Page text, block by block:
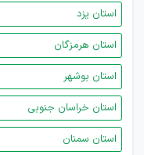
استان یزد
استان هرمزگان
استان بوشهر
استان خراسان جنوبی
استان سمنان